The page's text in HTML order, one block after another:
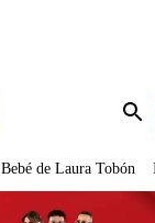
Los
Bebé de Laura Tobón